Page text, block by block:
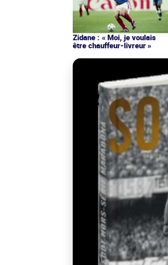
Zidane : « Moi, je voulais
être chauffeur-livreur »